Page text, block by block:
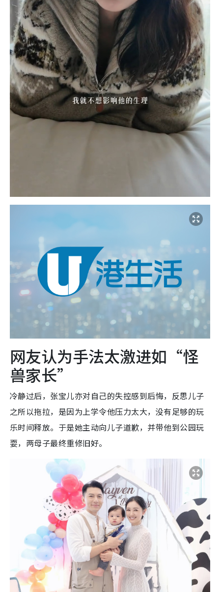
网友认为手法太激进如“怪
兽家长”
冷静过后，张宝儿亦对自己的失控感到后悔，反思儿子
之所以拖拉，是因为上学令他压力太大，没有足够的玩
乐时间释放。于是她主动向儿子道歉，并带他到公园玩
耍，两母子最终重修旧好。